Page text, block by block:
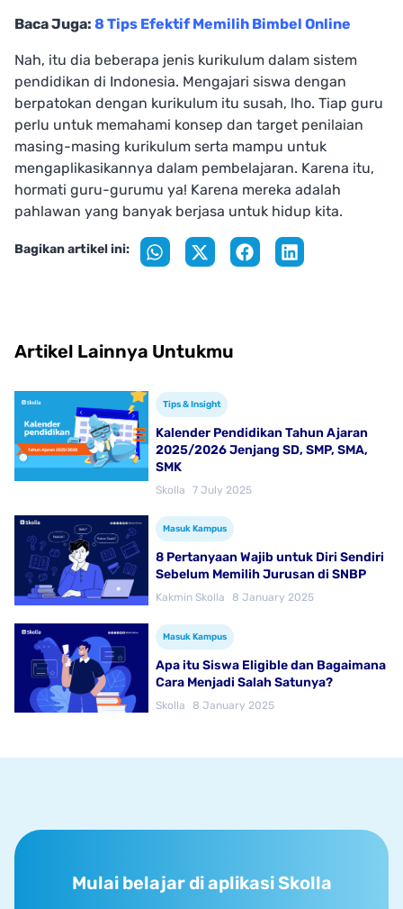
Baca Juga: 8 Tips Efektif Memilih Bimbel Online
Nah, itu dia beberapa jenis kurikulum dalam sistem
pendidikan di Indonesia. Mengajari siswa dengan
berpatokan dengan kurikulum itu susah, lho. Tiap guru
perlu untuk memahami konsep dan target penilaian
masing-masing kurikulum serta mampu untuk
mengaplikasikannya dalam pembelajaran. Karena itu,
hormati guru-gurumu ya! Karena mereka adalah
pahlawan yang banyak berjasa untuk hidup kita.
Bagikan artikel ini:
Artikel Lainnya Untukmu
Tips & Insight
Kalender Pendidikan Tahun Ajaran
2025/2026 Jenjang SD, SMP, SMA,
SMK
Skolla 7 July 2025
Masuk Kampus
8 Pertanyaan Wajib untuk Diri Sendiri
Sebelum Memilih Jurusan di SNBP
Kakmin Skolla 8 January 2025
Masuk Kampus
Apa itu Siswa Eligible dan Bagaimana
Cara Menjadi Salah Satunya?
Skolla 8 January 2025
Mulai belajar di aplikasi Skolla